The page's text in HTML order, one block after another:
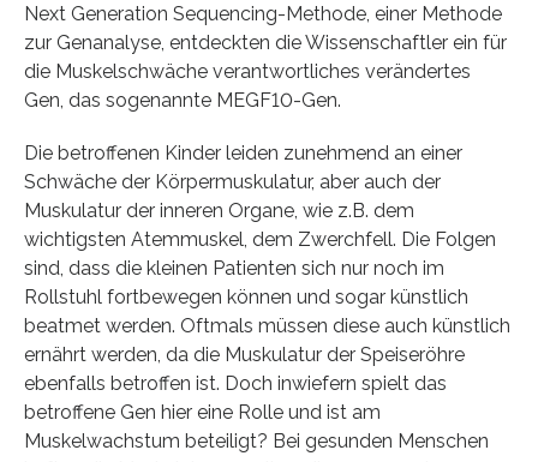
Next Generation Sequencing-Methode, einer Methode
zur Genanalyse, entdeckten die Wissenschaftler ein für
die Muskelschwäche verantwortliches verändertes
Gen, das sogenannte MEGF10-Gen.
Die betroffenen Kinder leiden zunehmend an einer
Schwäche der Körpermuskulatur, aber auch der
Muskulatur der inneren Organe, wie z.B. dem
wichtigsten Atemmuskel, dem Zwerchfell. Die Folgen
sind, dass die kleinen Patienten sich nur noch im
Rollstuhl fortbewegen können und sogar künstlich
beatmet werden. Oftmals müssen diese auch künstlich
ernährt werden, da die Muskulatur der Speiseröhre
ebenfalls betroffen ist. Doch inwiefern spielt das
betroffene Gen hier eine Rolle und ist am
Muskelwachstum beteiligt? Bei gesunden Menschen